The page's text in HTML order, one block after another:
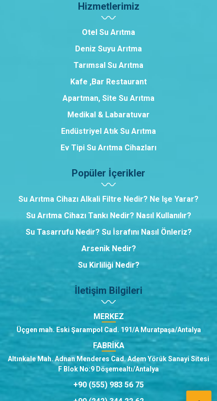
Hizmetlerimiz
Otel Su Arıtma
Deniz Suyu Arıtma
Tarımsal Su Arıtma
Kafe ,Bar Restaurant
Apartman, Site Su Arıtma
Medikal & Labaratuvar
Endüstriyel Atık Su Arıtma
Ev Tipi Su Arıtma Cihazları
Popüler İçerikler
Su Arıtma Cihazı Alkali Filtre Nedir? Ne Işe Yarar?
Su Arıtma Cihazı Tankı Nedir? Nasıl Kullanılır?
Su Tasarrufu Nedir? Su İsrafını Nasıl Önleriz?
Arsenik Nedir?
Su Kirliliği Nedir?
İletişim Bilgileri
MERKEZ
Üçgen mah. Eski Şarampol Cad. 191/A Muratpaşa/Antalya
FABRİKA
Altınkale Mah. Adnan Menderes Cad. Adem Yörük Sanayi Sitesi
F Blok No:9 Döşemealtı/Antalya
+90 (555) 983 56 75